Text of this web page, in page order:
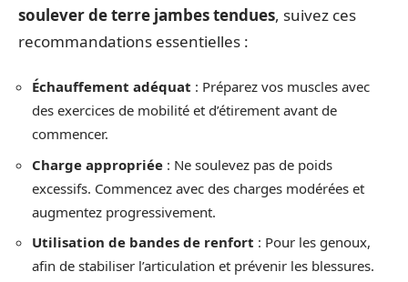
soulever de terre jambes tendues, suivez ces
recommandations essentielles :
Échauffement adéquat : Préparez vos muscles avec
des exercices de mobilité et d’étirement avant de
commencer.
Charge appropriée : Ne soulevez pas de poids
excessifs. Commencez avec des charges modérées et
augmentez progressivement.
Utilisation de bandes de renfort : Pour les genoux,
afin de stabiliser l’articulation et prévenir les blessures.